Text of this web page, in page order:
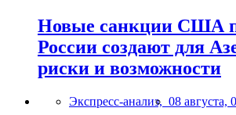
Новые санкции США
России создают для
риски и возможности
Экспресс-анализ, 08 августа,